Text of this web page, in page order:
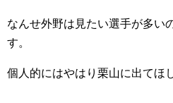
なんせ外野は見たい選手が多い
す。
個人的にはやはり栗山に出てほ